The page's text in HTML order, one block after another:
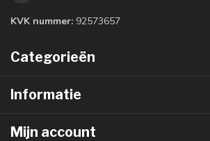
KVK nummer: 92573657
Categorieën
Informatie
Mijn account